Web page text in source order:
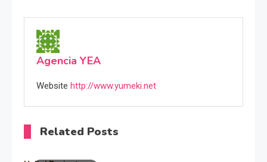
Agencia YEA
Website http://www.yumeki.net
Related Posts